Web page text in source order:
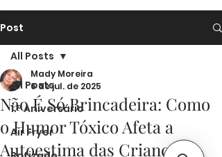
Post
All Posts
1.º Aniversário
Air Fryer
All Posts
Não É Só Brincadeira: Como
o Humor Tóxico Afeta a
Autoestima das Crianças
Mady Moreira
6 de jul. de 2025